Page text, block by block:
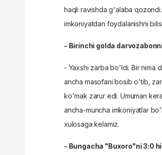
haqli ravishda g'alaba
imkoniyatdan foydalanishni
- Birinchi golda
- Yaxshi zarba bo'ldi. Bir nima
ancha masofani bosib o'tib,
ko'mak zarur edi. Umuman
ancha-muncha imkoniyatlar
xulosaga kelamiz.
- Bungacha "Buxoro"ni 3:0